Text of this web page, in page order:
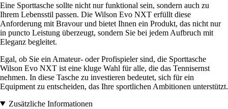
Eine Sporttasche sollte nicht nur funktional sein, sondern auch zu
Ihrem Lebensstil passen. Die Wilson Evo NXT erfüllt diese
Anforderung mit Bravour und bietet Ihnen ein Produkt, das nicht nur
in puncto Leistung überzeugt, sondern Sie bei jedem Aufbruch mit
Eleganz begleitet.
Egal, ob Sie ein Amateur- oder Profispieler sind, die Sporttasche
Wilson Evo NXT ist eine kluge Wahl für alle, die das Tennisernst
nehmen. In diese Tasche zu investieren bedeutet, sich für ein
Equipment zu entscheiden, das Ihre sportlichen Ambitionen unterstützt.
Zusätzliche Informationen